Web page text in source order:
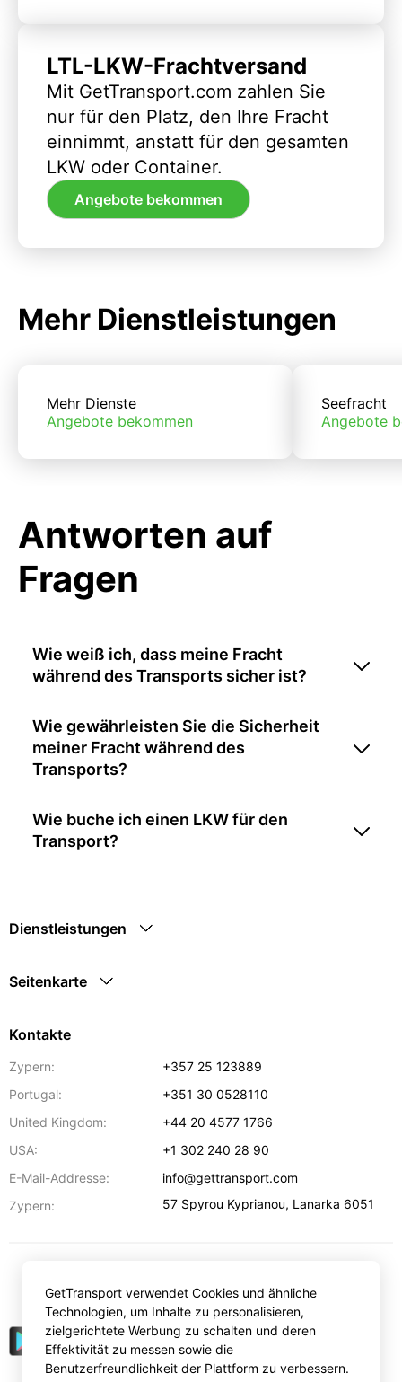
LTL-LKW-Frachtversand
Mit GetTransport.com zahlen Sie
nur für den Platz, den Ihre Fracht
einnimmt, anstatt für den gesamten
LKW oder Container.
Angebote bekommen
Mehr Dienstleistungen
Mehr Dienste
Angebote bekommen
Seefracht
Angebote
Antworten auf
Fragen
Wie weiß ich, dass meine Fracht
während des Transports sicher ist?
Wie gewährleisten Sie die Sicherheit
meiner Fracht während des
Transports?
Wie buche ich einen LKW für den
Transport?
Dienstleistungen
Seitenkarte
Kontakte
Zypern:
+357 25 123889
Portugal:
+351 30 0528110
United Kingdom:
+44 20 4577 1766
USA:
+1 302 240 28 90
E-Mail-Addresse:
info@gettransport.com
Zypern:
57 Spyrou Kyprianou, Lanarka 6051
EURGetTransport verwendet Cookies und ähnliche
Technologien, um Inhalte zu personalisieren,
zielgerichtete Werbung zu schalten und deren
Effektivität zu messen sowie die
Benutzerfreundlichkeit der Plattform zu verbessern.